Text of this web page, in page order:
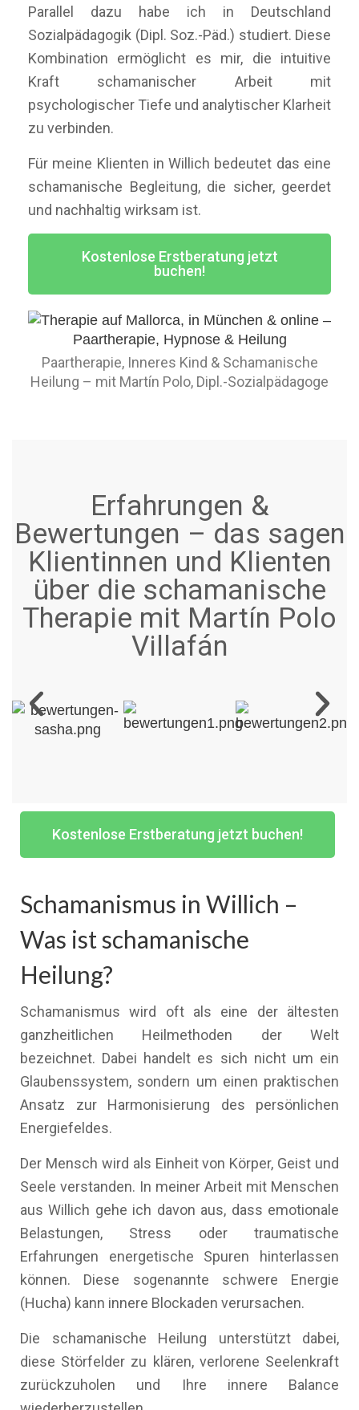
Parallel dazu habe ich in Deutschland
Sozialpädagogik (Dipl. Soz.-Päd.) studiert. Diese
Kombination ermöglicht es mir, die intuitive
Kraft schamanischer Arbeit mit
psychologischer Tiefe und analytischer Klarheit
zu verbinden.
Für meine Klienten in Willich bedeutet das eine
schamanische Begleitung, die sicher, geerdet
und nachhaltig wirksam ist.
Kostenlose Erstberatung jetzt
buchen!
Paartherapie, Inneres Kind & Schamanische
Heilung – mit Martín Polo, Dipl.-Sozialpädagoge
Erfahrungen &
Bewertungen – das sagen
Klientinnen und Klienten
über die schamanische
Therapie mit Martín Polo
Villafán
Kostenlose Erstberatung jetzt buchen!
Schamanismus in Willich –
Was ist schamanische
Heilung?
Schamanismus wird oft als eine der ältesten
ganzheitlichen Heilmethoden der Welt
bezeichnet. Dabei handelt es sich nicht um ein
Glaubenssystem, sondern um einen praktischen
Ansatz zur Harmonisierung des persönlichen
Energiefeldes.
Der Mensch wird als Einheit von Körper, Geist und
Seele verstanden. In meiner Arbeit mit Menschen
aus Willich gehe ich davon aus, dass emotionale
Belastungen, Stress oder traumatische
Erfahrungen energetische Spuren hinterlassen
können. Diese sogenannte schwere Energie
(Hucha) kann innere Blockaden verursachen.
Die schamanische Heilung unterstützt dabei,
diese Störfelder zu klären, verlorene Seelenkraft
zurückzuholen und Ihre innere Balance